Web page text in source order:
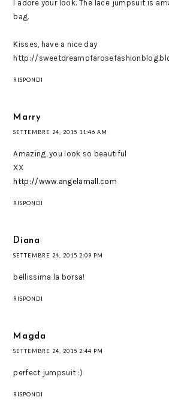
I adore your look. The lace jumpsuit is
bag.
Kisses, have a nice day
http://
RISPONDI
Marry
SETTEMBRE 24, 2015 11:46 AM
Amazing, you look so beautiful
XX
http://www.angelamall.com
RISPONDI
Diana
SETTEMBRE 24, 2015 2:09 PM
bellissima la borsa!
RISPONDI
Magda
SETTEMBRE 24, 2015 2:44 PM
perfect jumpsuit :)
RISPONDI